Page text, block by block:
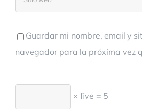
Guardar mi nombre, email y
navegador para la próxima vez
× five = 5